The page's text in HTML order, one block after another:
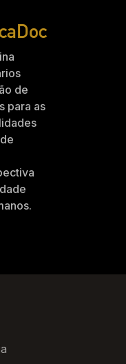
de
para as